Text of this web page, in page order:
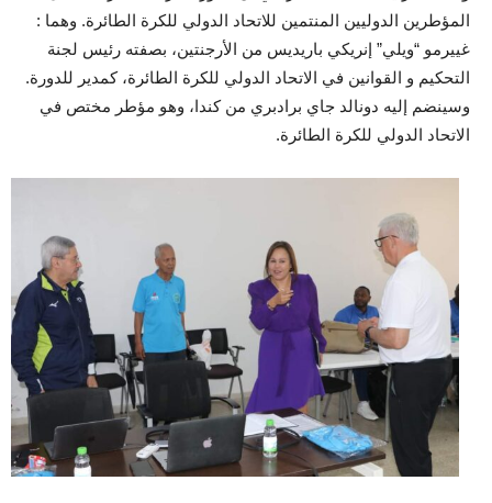
المؤطرين الدوليين المنتمين للاتحاد الدولي للكرة الطائرة. وهما :
غييرمو “ويلي” إنريكي باريديس من الأرجنتين، بصفته رئيس لجنة
التحكيم و القوانين في الاتحاد الدولي للكرة الطائرة، كمدير للدورة.
وسينضم إليه دونالد جاي برادبري من كندا، وهو مؤطر مختص في
الاتحاد الدولي للكرة الطائرة.